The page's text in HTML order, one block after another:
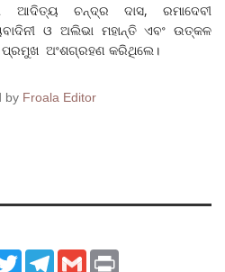
ଚନ୍ଦ୍ର ଦାସ, ରମାଦେବୀ
ଓ ଅଲିଭା ମହାନ୍ତି ଏବଂ ଉତ୍କଳ
ପ୍ରମୁଖ ଅଂଶଗ୍ରହଣ କରିଥିଲେ।
by Froala Editor
TwitterTelegram
Gmail